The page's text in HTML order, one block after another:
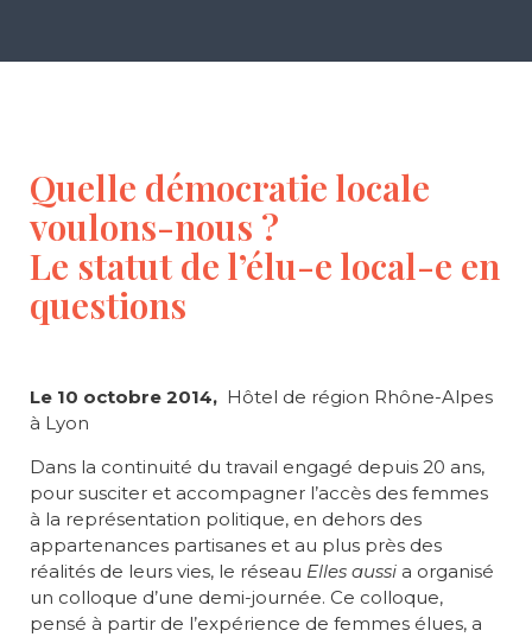
Quelle démocratie locale
voulons-nous ?
Le statut de l’élu-e local-e en
questions
Le 10 octobre 2014, Hôtel de région Rhône-Alpes
à Lyon
Dans la continuité du travail engagé depuis 20 ans,
pour susciter et accompagner l’accès des femmes
à la représentation politique, en dehors des
appartenances partisanes et au plus près des
réalités de leurs vies, le réseau Elles aussi a organisé
un colloque d’une demi-journée. Ce colloque,
pensé à partir de l’expérience de femmes élues, a